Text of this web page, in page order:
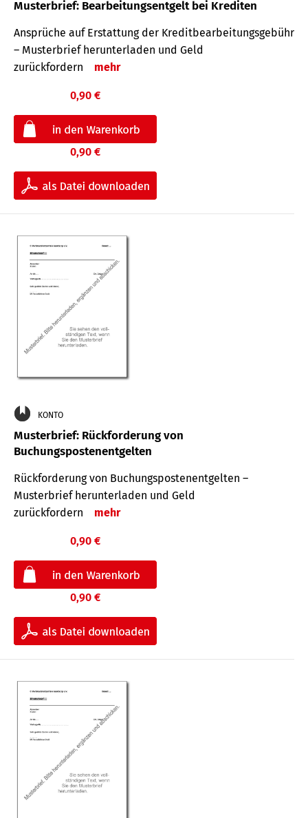
Musterbrief: Bearbeitungsentgelt bei Krediten
Ansprüche auf Erstattung der Kreditbearbeitungsgebühr
– Musterbrief herunterladen und Geld
zurückfordern
mehr
0,90 €
0,90 €
KONTO
Musterbrief: Rückforderung von
Buchungspostenentgelten
Rückforderung von Buchungspostenentgelten –
Musterbrief herunterladen und Geld
zurückfordern
mehr
0,90 €
0,90 €